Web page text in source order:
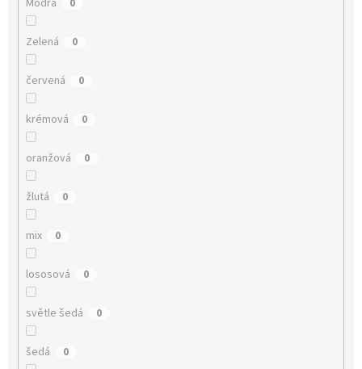
0
Zelená 0
červená 0
krémová 0
oranžová 0
žlutá 0
mix 0
lososová 0
světle šedá 0
šedá 0